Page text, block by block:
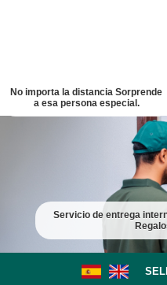
No importa la distancia Sorprende
a esa persona especial.
Servicio de entrega